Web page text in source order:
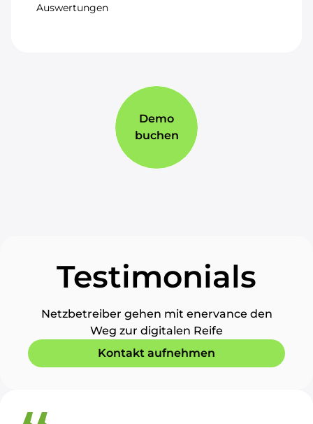
Auswertungen
Demo
buchen
Testimonials
Netzbetreiber gehen mit enervance den
Weg zur digitalen Reife
Kontakt aufnehmen